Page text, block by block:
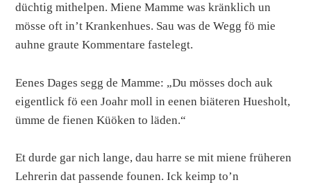
düchtig mithelpen. Miene Mamme was kränklich un
mösse oft in’t Krankenhues. Sau was de Wegg fö mie
auhne graute Kommentare fastelegt.
Eenes Dages segg de Mamme: „Du mösses doch auk
eigentlick fö een Joahr moll in eenen biäteren Huesholt,
ümme de fienen Küöken to läden.“
Et durde gar nich lange, dau harre se mit miene früheren
Lehrerin dat passende founen. Ick keimp to’n